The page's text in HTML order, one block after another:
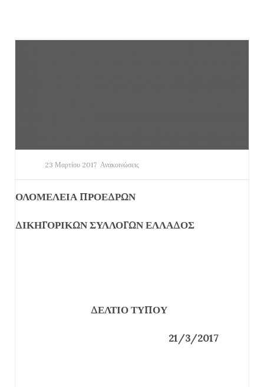
23 Μαρτίου 2017 Ανακοινώσεις
ΟΛΟΜΕΛΕΙΑ ΠΡΟΕΔΡΩΝ
ΔΙΚΗΓΟΡΙΚΩΝ ΣΥΛΛΟΓΩΝ ΕΛΛΑΔΟΣ
ΔΕΛΤΙΟ ΤΥΠΟΥ
21/3/2017